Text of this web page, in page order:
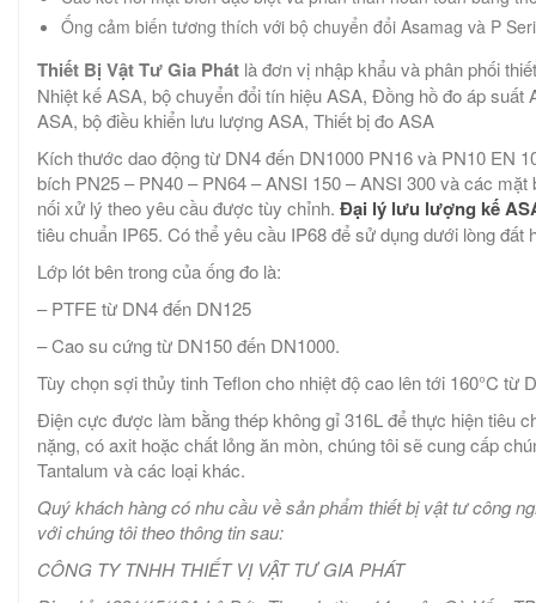
Ống cảm biến tương thích với bộ chuyển đổi Asamag và P
Thiết Bị Vật Tư Gia Phát là đơn vị nhập khẩu và phân phối
Nhiệt kế ASA, bộ chuyển đổi tín hiệu ASA, Đồng hồ đo áp
ASA, bộ điều khiển lưu lượng ASA, Thiết bị đo ASA
Kích thước dao động từ DN4 đến DN1000 PN16 và PN10 EN
bích PN25 – PN40 – PN64 – ANSI 150 – ANSI 300 và các
nối xử lý theo yêu cầu được tùy chỉnh. Đại lý lưu lượng kế
tiêu chuẩn IP65. Có thể yêu cầu IP68 để sử dụng dưới lòng đất
Lớp lót bên trong của ống đo là:
– PTFE từ DN4 đến DN125
– Cao su cứng từ DN150 đến DN1000.
Tùy chọn sợi thủy tinh Teflon cho nhiệt độ cao lên tới 160°C từ
Điện cực được làm bằng thép không gỉ 316L để thực hiện tiêu
nặng, có axit hoặc chất lỏng ăn mòn, chúng tôi sẽ cung cấp
Tantalum và các loại khác.
Quý khách hàng có nhu cầu về sản phẩm thiết bị vật tư công
với chúng tôi theo thông tin sau:
CÔNG TY TNHH THIẾT VỊ VẬT TƯ GIA PHÁT